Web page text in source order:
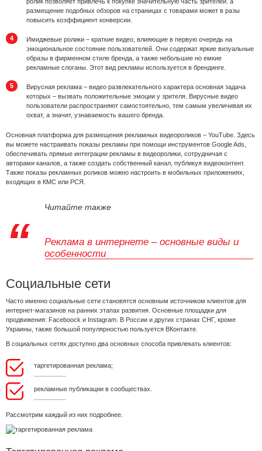
размещение подобных обзоров на страницах с товарами может в разы
повысить коэффициент конверсии.
Имиджевые ролики – краткие видео, влияющие в первую очередь на
эмоциональное состояние пользователей. Они содержат яркие визуальные
образы в фирменном стиле бренда, а также небольшие но емкие
рекламные слоганы. Этот вид рекламы используется в брендинге.
Вирусная реклама – видео развлекательного характера основная задача
которых – вызвать положительные эмоции у зрителя. Вирусные видео
пользователи распространяют самостоятельно, тем самым увеличивая их
охват, а значит, узнаваемость вашего бренда.
Основная платформа для размещения рекламных видеороликов – YouTube. Здесь
вы можете настраивать показы рекламы при помощи инструментов Google Ads,
обеспечивать прямые интеграции рекламы в видеоролики, сотрудничая с
авторами каналов, а также создать собственный канал, публикуя видеоконтент.
Также показы рекламных роликов можно настроить в мобильных приложениях,
входящих в КМС или РСЯ.
Читайте также
Реклама в интернете – основные виды и
особенности
Социальные сети
Часто именно социальные сети становятся основным источником клиентов для
интернет-магазинов на ранних этапах развития. Основные площадки для
продвижения: Faceboock и Instagram. В России и других странах СНГ, кроме
Украины, также большой популярностью пользуется ВКонтакте.
В социальных сетях доступно два основных способа привлекать клиентов:
таргетированная реклама;
рекламные публикации в сообществах.
Рассмотрим каждый из них подробнее.